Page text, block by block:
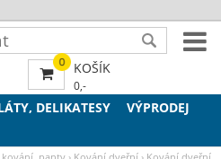
DELIKATESY
VÝPRODEJ
0 KOŠÍK
0,-